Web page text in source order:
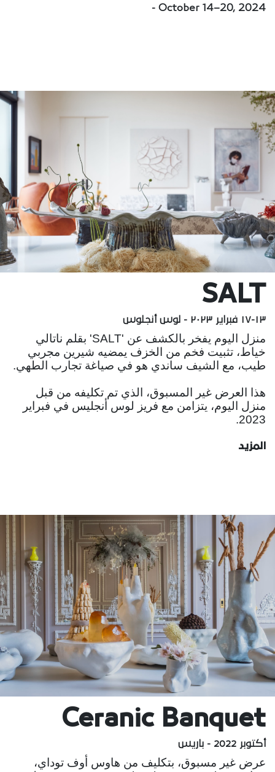
October 14–20, 2024 -
SALT
١٣-١٧ فبراير ٢٠٢٣ - لوس أنجلوس
منزل اليوم يفخر بالكشف عن 'SALT' بقلم ناتالي
خياط، تثبيت فخم من الخزف يمضيه شيرين مجربي
طيب، مع الشيف ساندي هو في صياغة تجارب الطهي.
هذا العرض غير المسبوق، الذي تم تكليفه من قبل
منزل اليوم، يتزامن مع فريز لوس أنجليس في فبراير
2023.
المزيد
Ceranic Banquet
أكتوبر 2022 - باريس
عرض غير مسبوق، بتكليف من هاوس أوف توداي،